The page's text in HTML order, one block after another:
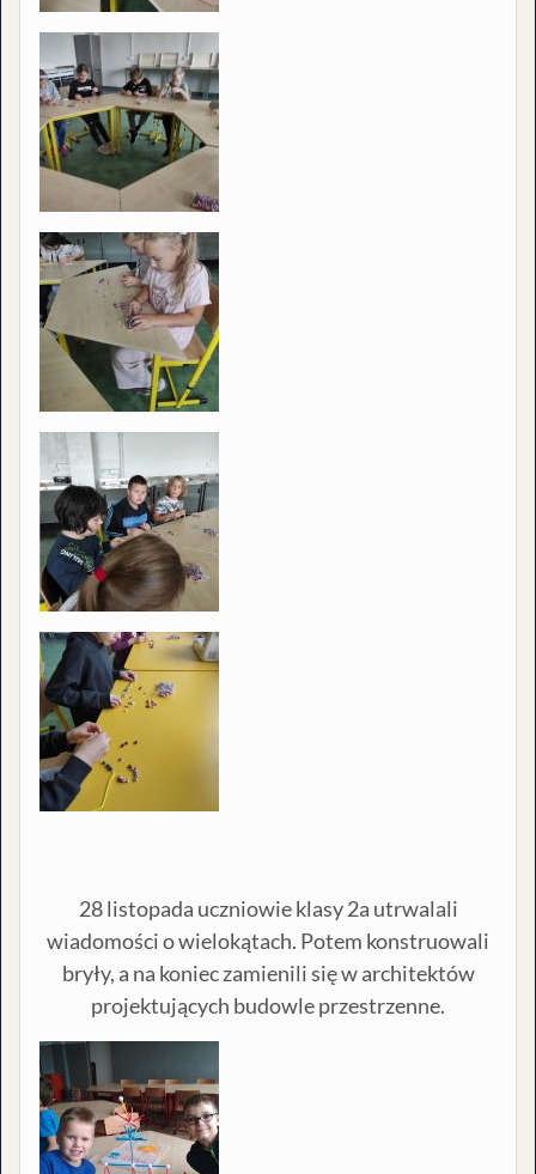
28 listopada uczniowie klasy 2a utrwalali
wiadomości o wielokątach. Potem konstruowali
bryły, a na koniec zamienili się w architektów
projektujących budowle przestrzenne.